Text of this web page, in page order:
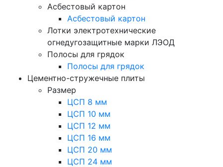
Асбестовый картон
Асбестовый картон
Лотки электротехнические
огнедугозащитные марки ЛЭОД
Полосы для грядок
Полосы для грядок
Цементно-стружечные плиты
Размер
ЦСП 8 мм
ЦСП 10 мм
ЦСП 12 мм
ЦСП 16 мм
ЦСП 20 мм
ЦСП 24 мм